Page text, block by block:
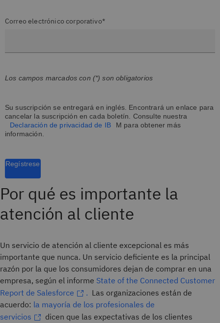
Correo electrónico corporativo*
Los campos marcados con (*) son obligatorios
Su suscripción se entregará en inglés. Encontrará un enlace para
cancelar la suscripción en cada boletín. Consulte nuestra
Declaración de privacidad de IB
M para obtener más
información.
Regístrese
Por qué es importante la
atención al cliente
Un servicio de atención al cliente excepcional es más
importante que nunca. Un servicio deficiente es la principal
razón por la que los consumidores dejan de comprar en una
empresa, según el informe State of the Connected Customer
Report de Salesforce
. Las organizaciones están de
acuerdo: la mayoría de los profesionales de
servicios
dicen que las expectativas de los clientes